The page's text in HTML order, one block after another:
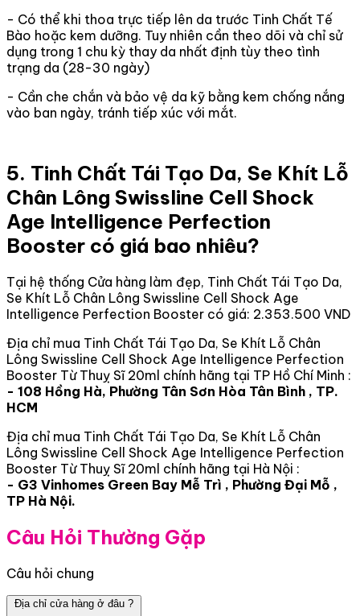
- Có thể khi thoa trực tiếp lên da trước Tinh Chất Tế
Bào hoặc kem dưỡng. Tuy nhiên cần theo dõi và chỉ sử
dụng trong 1 chu kỳ thay da nhất định tùy theo tình
trạng da (28-30 ngày)
- Cần che chắn và bảo vệ da kỹ bằng kem chống nắng
vào ban ngày, tránh tiếp xúc với mắt.
5. Tinh Chất Tái Tạo Da, Se Khít Lỗ
Chân Lông Swissline Cell Shock
Age Intelligence Perfection
Booster có giá bao nhiêu?
Tại hệ thống Cửa hàng làm đẹp, Tinh Chất Tái Tạo Da,
Se Khít Lỗ Chân Lông Swissline Cell Shock Age
Intelligence Perfection Booster có giá: 2.353.500 VND
Địa chỉ mua Tinh Chất Tái Tạo Da, Se Khít Lỗ Chân
Lông Swissline Cell Shock Age Intelligence Perfection
Booster Từ Thuỵ Sĩ 20ml chính hãng tại TP Hồ Chí Minh :
- 108 Hồng Hà, Phường Tân Sơn Hòa Tân Bình , TP.
HCM
Địa chỉ mua Tinh Chất Tái Tạo Da, Se Khít Lỗ Chân
Lông Swissline Cell Shock Age Intelligence Perfection
Booster Từ Thuỵ Sĩ 20ml chính hãng tại Hà Nội :
- G3 Vinhomes Green Bay Mễ Trì , Phường Đại Mỗ ,
TP Hà Nội.
Câu Hỏi Thường Gặp
Câu hỏi chung
Địa chỉ cửa hàng ở đâu ?